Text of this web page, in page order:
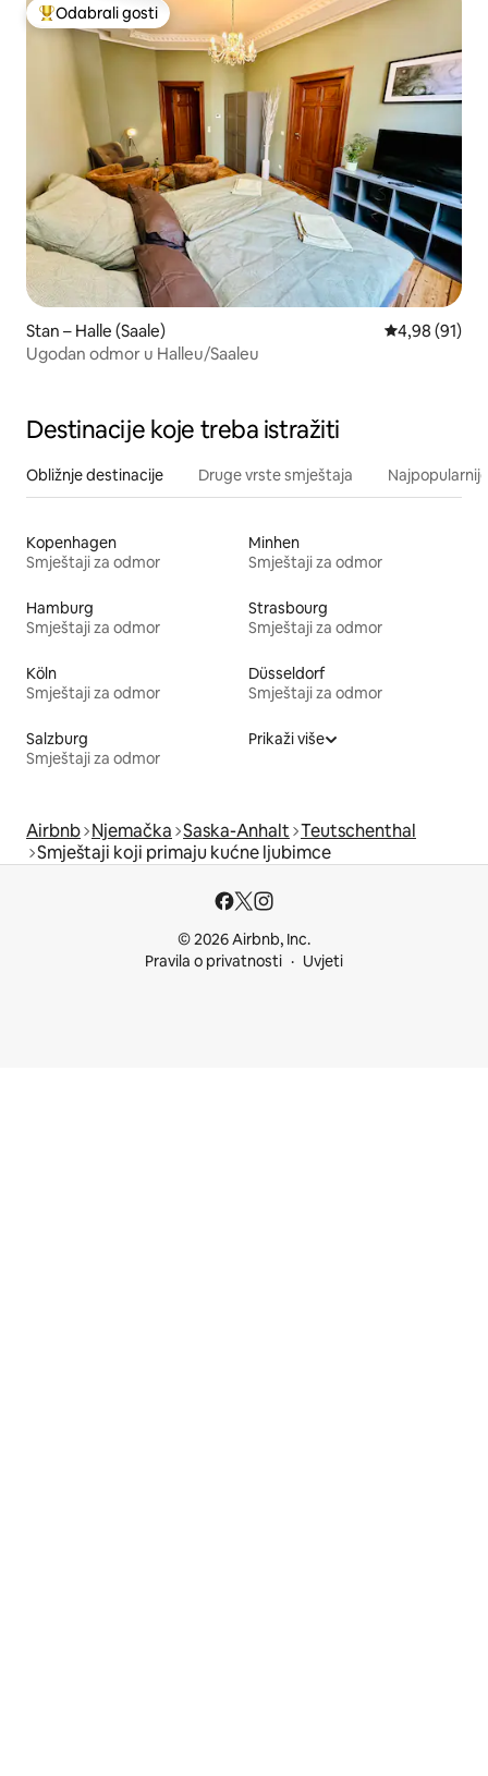
Među najviše rangiranima s oznakom „Odabrali gosti”
Odabrali gosti
Stan – Halle (Saale) Prosječna
4,98 (91)
Ugodan odmor u Halleu/Saaleu
Destinacije koje treba istražiti
Obližnje destinacije Druge vrste smještaja
Kopenhagen
Smještaji za odmor
Minhen
Smještaji za odmor
Hamburg
Smještaji za odmor
Strasbourg
Smještaji za odmor
Köln
Smještaji za odmor
Düsseldorf
Smještaji za odmor
Salzburg
Smještaji za odmor
Prikaži više
Airbnb Njemačka Saska-Anhalt Teutschenthal
Smještaji koji primaju kućne ljubimce
© 2026 Airbnb, Inc.
Pravila o privatnosti
Uvjeti